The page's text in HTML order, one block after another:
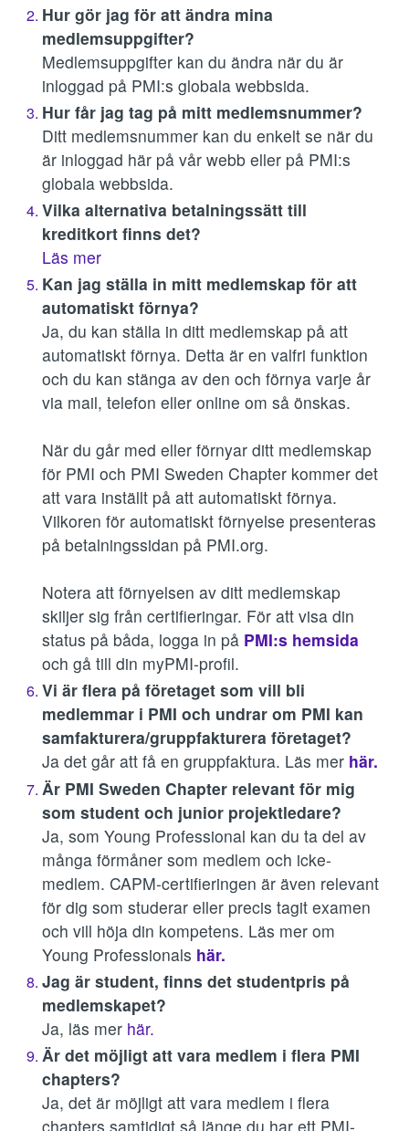
Hur gör jag för att ändra mina
medlemsuppgifter?
Medlemsuppgifter kan du ändra när du är
inloggad på PMI:s globala webbsida.
Hur får jag tag på mitt medlemsnummer?
Ditt medlemsnummer kan du enkelt se när du
är inloggad här på vår webb eller på PMI:s
globala webbsida.
Vilka alternativa betalningssätt till
kreditkort finns det?
Läs mer
Kan jag ställa in mitt medlemskap för att
automatiskt förnya?
Ja, du kan ställa in ditt medlemskap på att
automatiskt förnya. Detta är en valfri funktion
och du kan stänga av den och förnya varje år
via mail, telefon eller online om så önskas.
När du går med eller förnyar ditt medlemskap
för PMI och PMI Sweden Chapter kommer det
att vara inställt på att automatiskt förnya.
Vilkoren för automatiskt förnyelse presenteras
på betalningssidan på PMI.org.
Notera att förnyelsen av ditt medlemskap
skiljer sig från certifieringar. För att visa din
status på båda, logga in på PMI:s hemsida
och gå till din myPMI-profil.
Vi är flera på företaget som vill bli
medlemmar i PMI och undrar om PMI kan
samfakturera/gruppfakturera företaget?
Ja det går att få en gruppfaktura. Läs mer här.
Är PMI Sweden Chapter relevant för mig
som student och junior projektledare?
Ja, som Young Professional kan du ta del av
många förmåner som medlem och icke-
medlem. CAPM-certifieringen är även relevant
för dig som studerar eller precis tagit examen
och vill höja din kompetens. Läs mer om
Young Professionals här.
Jag är student, finns det studentpris på
medlemskapet?
Ja, läs mer här.
Är det möjligt att vara medlem i flera PMI
chapters?
Ja, det är möjligt att vara medlem i flera
chapters samtidigt så länge du har ett PMI-